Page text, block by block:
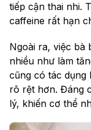
tiếp cận thai nhi.
caffeine rất hạn
Ngoài ra, việc bà
nhiều như làm
cũng có tác dụng
rõ rệt hơn. Đáng
lý, khiến cơ thể